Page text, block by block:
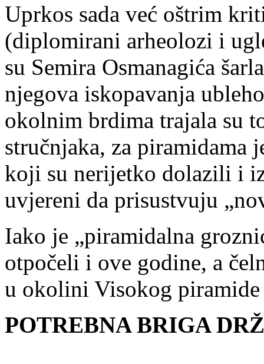
Uprkos sada već oštrim
(diplomirani arheolozi i
su Semira Osmanagića
njegova iskopavanja
okolnim brdima trajala su
stručnjaka, za piramidama
koji su nerijetko dolazili i
uvjereni da prisustvuju
Iako je „piramidalna
otpočeli i ove godine, a
u okolini Visokog piramide
POTREBNA BRIGA